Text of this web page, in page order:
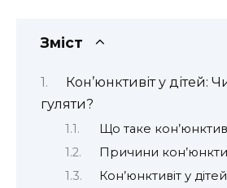
Зміст
Кон’юнктивіт у дітей:
гуляти?
Що таке
Причини
Кон’юнктивіт у